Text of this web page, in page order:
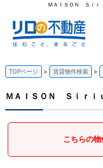
ＭＡＩＳＯＮ Ｓｉｒ
TOPページ 賃貸物件検索
ＭＡＩＳＯＮ Ｓｉｒｉ
こちらの物